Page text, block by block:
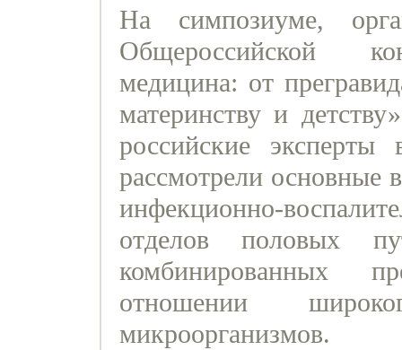
На симпозиуме,
Общероссийской
медицина: от
материнству и
российские эксперты
рассмотрели основные
инфекционно-
отделов половых
комбинированных
отношении
микроорганизмов.